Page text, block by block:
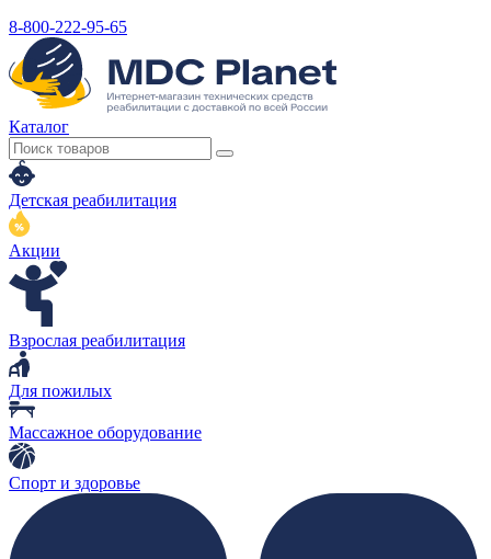
8-800-222-95-65
Каталог
Детская реабилитация
Акции
Взрослая реабилитация
Для пожилых
Массажное оборудование
Спорт и здоровье